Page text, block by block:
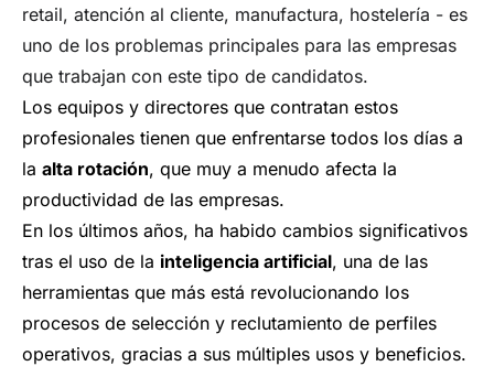
retail, atención al cliente, manufactura, hostelería - es
uno de los problemas principales para las empresas
que trabajan con este tipo de candidatos.
Los equipos y directores que contratan estos
profesionales tienen que enfrentarse todos los días a
la alta rotación, que muy a menudo afecta la
productividad de las empresas.
En los últimos años, ha habido cambios significativos
tras el uso de la inteligencia artificial, una de las
herramientas que más está revolucionando los
procesos de selección y reclutamiento de perfiles
operativos, gracias a sus múltiples usos y beneficios.